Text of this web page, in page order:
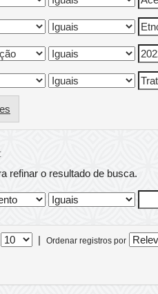
refinar o resultado de busca.
| Ordenar registros por